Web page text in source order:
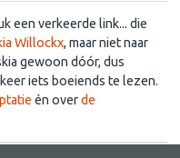
een verkeerde link... die
Willockx, maar niet naar
gewoon dóór, dus
iets boeiends te lezen.
én overde